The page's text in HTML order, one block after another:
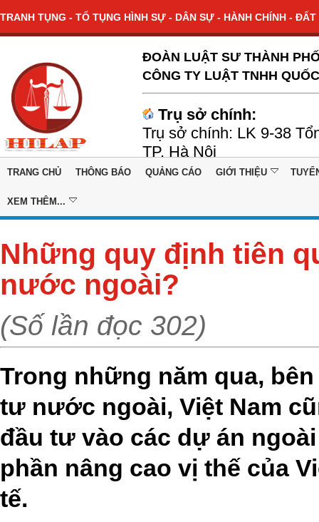
TRANH TỤNG - TỐ TỤNG HÌNH SỰ - DÂN SỰ - HÀNH CHÍNH -
ĐOÀN LUẬT SƯ THÀNH
CÔNG TY LUẬT TNHH
Trụ sở chính:
Trụ sở chính: LK 9-38
TP. Hà Nội
TRANG CHỦ THÔNG BÁO QUẢNG CÁO GIỚI THIỆU
XEM THÊM...
Những quy định tiên
nước ngoài?
(Số lần đọc 302)
Trong những năm qua,
tư nước ngoài, Việt Nam
đầu tư vào các dự án
phần nâng cao vị thế của
tế.